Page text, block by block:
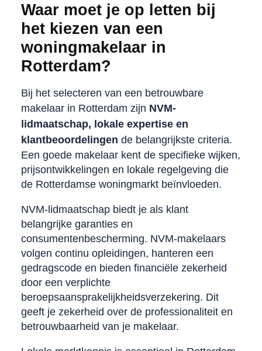
Waar moet je op letten bij
het kiezen van een
woningmakelaar in
Rotterdam?
Bij het selecteren van een betrouwbare
makelaar in Rotterdam zijn NVM-
lidmaatschap, lokale expertise en
klantbeoordelingen de belangrijkste criteria.
Een goede makelaar kent de specifieke wijken,
prijsontwikkelingen en lokale regelgeving die
de Rotterdamse woningmarkt beïnvloeden.
NVM-lidmaatschap biedt je als klant
belangrijke garanties en
consumentenbescherming. NVM-makelaars
volgen continu opleidingen, hanteren een
gedragscode en bieden financiële zekerheid
door een verplichte
beroepsaansprakelijkheidsverzekering. Dit
geeft je zekerheid over de professionaliteit en
betrouwbaarheid van je makelaar.